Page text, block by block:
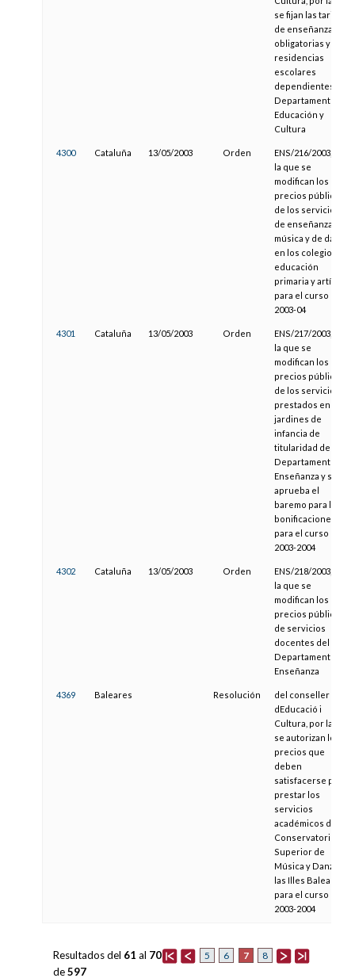
se fijan las tarifas
de enseñanzas no
obligatorias y de
residencias
escolares
dependientes del
Departamento de
Educación y
Cultura
4300 Cataluña 13/05/2003 Orden
ENS/216/2003, por
la que se
modifican los
precios públicos
de los servicios
de enseñanza de
música y de danza
en los colegios de
educación
primaria y artística
para el curso
2003-04
4301 Cataluña 13/05/2003 Orden
ENS/217/2003, por
la que se
modifican los
precios públicos
de los servicios
prestados en los
jardines de
infancia de
titularidad del
Departamento de
Enseñanza y se
aprueba el
baremo para las
bonificaciones
para el curso
2003-2004
4302 Cataluña 13/05/2003 Orden
ENS/218/2003, por
la que se
modifican los
precios públicos
de servicios
docentes del
Departamento de
Enseñanza
4369 Baleares Resolución
del conseller
dEducació i
Cultura, por la cual
se autorizan los
precios que
deben
satisfacerse para
prestar los
servicios
académicos del
Conservatorio
Superior de
Música y Danza de
las Illes Balears
para el curso
2003-2004
5 6 7 8
Resultados del 61 al 70
de597